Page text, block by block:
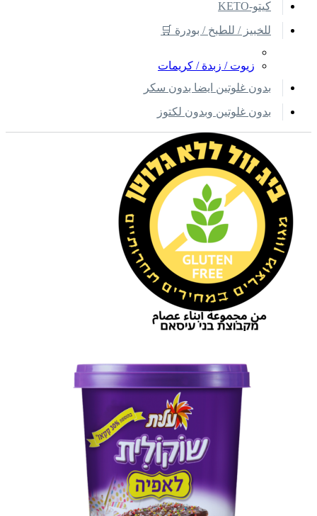
كيتو-KETO
للخبيز / للطبخ / بودرة 🛒
زيوت / زبدة / كريمات
بدون غلوتين ايضا بدون سكر
بدون غلوتين وبدون لكتوز